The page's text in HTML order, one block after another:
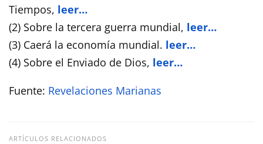
Tiempos, leer…
(2) Sobre la tercera guerra mundial, leer…
(3) Caerá la economía mundial. leer…
(4) Sobre el Enviado de Dios, leer…
Fuente: Revelaciones Marianas
ARTÍCULOS RELACIONADOS